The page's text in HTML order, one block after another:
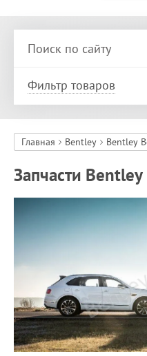
Фильтр товаров
Главная Bentley Bentley
Запчасти